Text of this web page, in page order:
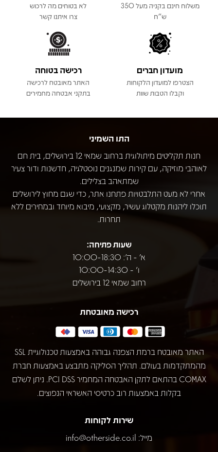
משלוח חינם בקניה מעל 350
ש"ח
לא בטוחים מה לרכוש
צרו איתנו קשר
מועדון חברים
הצטרפו למועדון הלקוחות
וקבלו הטבות שוות
רכישה בטוחה
האתר מאובטח לרכישה
בתקני אבטחה מחמירים
התו השמיני
חנות תקליטים מיתולוגית ברחוב שמאי 12 בירושלים, בית חם
לאוהבי מוזיקה, עם קירות שמנגנים נוסטלגיה, חדשנות ודור צעיר
שמתאהב בצלילים.
אחרי לא מעט התלבטויות פתחנו אתר, כדי שגם מחוץ לירושלים
תוכלו ליהנות מקטלוג עשיר, מקצועי, מיבוא מיוחד ובמחירים ללא
תחרות.
שעות פתיחה:
א' - ה': 10:00-18:30
ו' - 10:00-14:30
רחוב שמאי 12 בירושלים
רכישה מאובטחת
האתר מאובטח ברמת הצפנה גבוהה באמצעות טכנולוגיית SSL
מהמתקדמות בעולם. תהליך הסליקה מתבצע באמצעות חברת
COMAX בהתאם לתקן האבטחה המחמיר PCI DSS. ניתן לשלם
בקלות באמצעות רוב כרטיסי האשראי הנפוצים.
שירות לקוחות
מייל: info@otherside.co.il